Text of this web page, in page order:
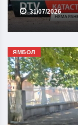
31/07/2026
ЯМБОЛ